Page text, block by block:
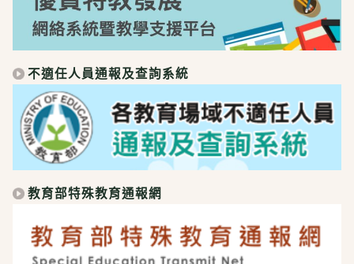
不適任人員通報及查詢系統
教育部特殊教育通報網